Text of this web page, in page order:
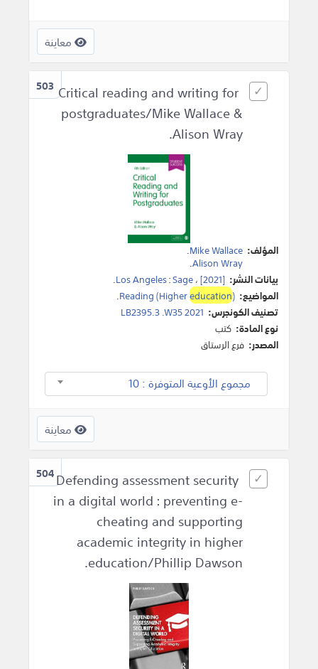
معاينة
503 Critical reading and writing for
postgraduates/Mike Wallace &
Alison Wray.
المؤلف: Mike Wallace
.
Alison Wray
.
بيانات النشر:
Los Angeles:Sage،[2021]
.
المواضيع:
Reading (Highereducation)
.
تصنيف الكونجرس: LB2395.3 .W35 2021
نوع المادة: كتب
المصدر: فرع الرستاق
مجموع الأوعية المتوفرة : 10
معاينة
504Defending assessment security
in a digital world : preventing e-
cheating and supporting
academic integrity in higher
education/Phillip Dawson.